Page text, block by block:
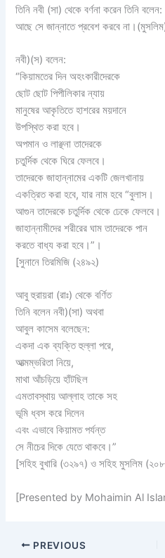
তিনি নবী (সা) থেকে বর্ণনা করেন তিনি
আছে সে জান্নাতে প্রবেশ করবে
নবী)(স) বলেন:
“কিয়ামতের দিন অহংকারীদেরকে
ছোট ছোট পিপীলিকার ন্যায়
মানুষের আকৃতিতে হাশরের ময়দানে
উপস্থিত করা হবে।
অপমান ও লাঞ্ছনা তাদেরকে
চতুর্দিক থেকে ঘিরে ফেলবে।
তাদেরকে জাহান্নামের একটি জেলখানায়
একত্রিত করা হবে, যার নাম হবে “বুলাস।
আগুন তাদেরকে চতুর্দিক থেকে ঢেকে ফেলবে।
জাহান্নামীদের শরীরের ঘাম তাদেরকে পান
করতে বাধ্য করা হবে।”।
[সুনানে তিরমিজি (২৪৯২)
আবু হুরায়রা (রাঃ) থেকে বর্ণিত
তিনি বলেন নবী)(সা) অথবা
আবুল কাসেম বলেছেন:
একদা এক ব্যক্তি হুল্লা পরে,
আত্মম্ভরিতা নিয়ে,
মাথা আঁচড়িয়ে হাঁটছিল
এমতাবস্থায় আল্লাহ তাকে সহ
ভূমি ধ্বস করে দিলেন
এবং এভাবে কিয়ামত পর্যন্ত
সে নীচের দিকে যেতে থাকবে।”
[সহিহ বুখারি (৩২৯৭) ও সহিহ মুসলিম
[Presented by Mohaimin Al
PREVIOUS